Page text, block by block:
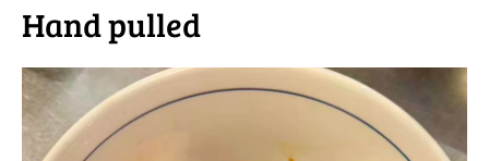
Hand pulled